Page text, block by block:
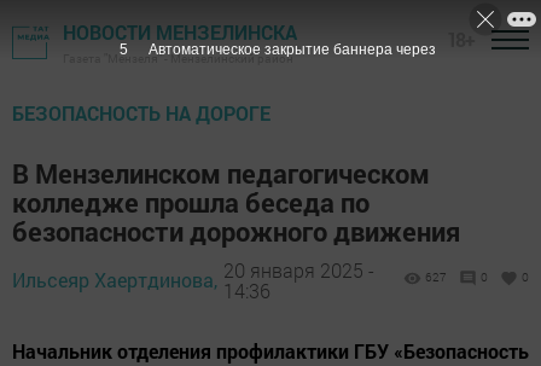
НОВОСТИ МЕНЗЕЛИНСКА
Газета "Мензеля" - Мензелинский район
БЕЗОПАСНОСТЬ НА ДОРОГЕ
В Мензелинском педагогическом
колледже прошла беседа по
безопасности дорожного движения
Ильсеяр Хаертдинова, 20 января 2025 -
14:36
627 0 0
Начальник отделения профилактики ГБУ «Безопасность
4 Автоматическое закрытие баннера через